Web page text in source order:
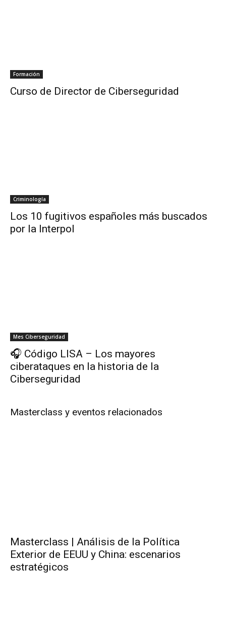
Formación
Curso de Director de Ciberseguridad
Criminología
Los 10 fugitivos españoles más buscados
por la Interpol
Mes Ciberseguridad
🎧 Código LISA – Los mayores
ciberataques en la historia de la
Ciberseguridad
Masterclass y eventos relacionados
Masterclass | Análisis de la Política
Exterior de EEUU y China: escenarios
estratégicos